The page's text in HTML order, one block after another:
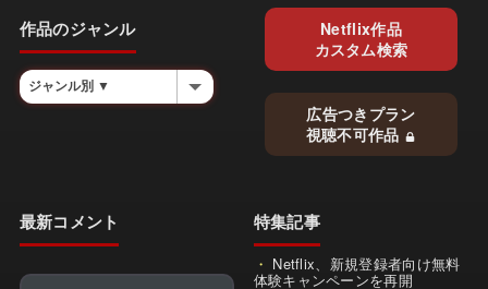
作品のジャンル
Netflix作品
カスタム検索
広告つきプラン
視聴不可作品
最新コメント 特集記事
Netflix、新規登録者向け無料
体験キャンペーンを再開